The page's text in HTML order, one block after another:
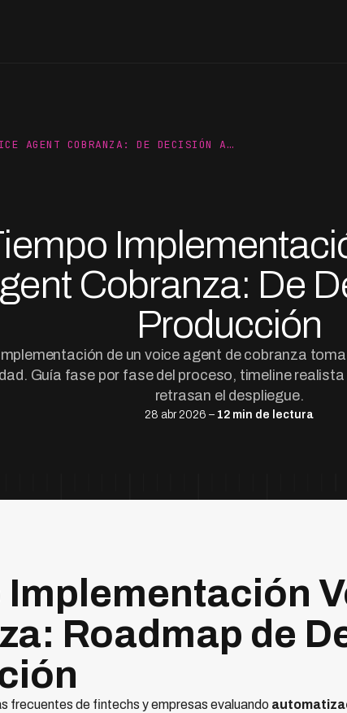
AGENT COBRANZA: DE DECISIÓN A…
Cobranza: De
Producción
de un voice agent de cobranza
Guía fase por fase del proceso, timeline
retrasan el despliegue.
28 abr 2026 – 12 min de lectura
Implementación
Roadmap de
frecuentes de fintechs y empresas evaluando